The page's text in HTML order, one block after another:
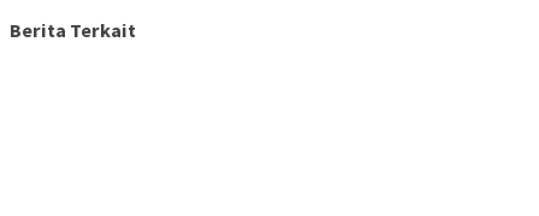
Berita Terkait